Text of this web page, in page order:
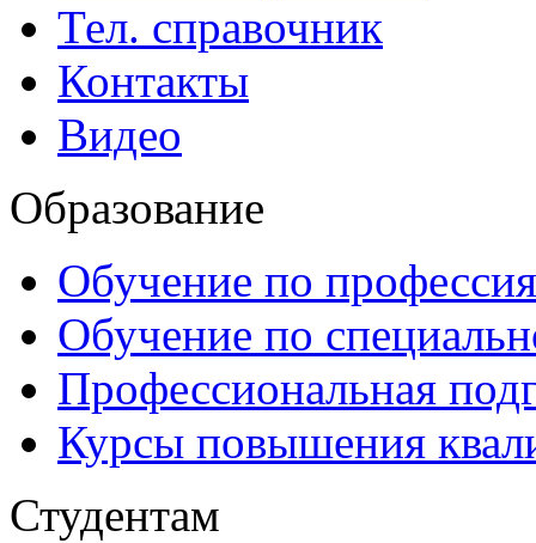
Тел. справочник
Контакты
Видео
Образование
Обучение по
Обучение по
Профессиональная
Курсы повышения
Студентам